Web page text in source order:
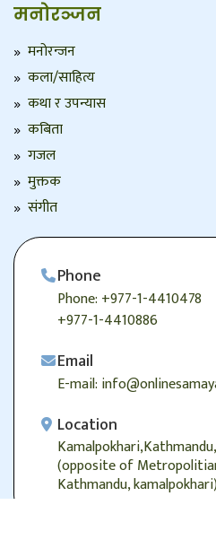
मनोरञ्जन
मनोरन्जन
कला/साहित्य
कथा र उपन्यास
कबिता
गजल
मुक्तक
संगीत
Phone
Phone: +977-1-4410478
+977-1-4410886
Email
E-mail:
Location
(opposite of
Kathmandu,